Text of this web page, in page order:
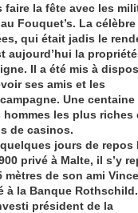
la fête avec les
Fouquet’s. La célèbre
qui était jadis le
aujourd’hui la
Il a été mis à
ses amis et les
Une centaine
hommes les plus riches
de casinos.
jours de repos
privé à Malte, il s’y
mètres de son ami
à la Banque Rothschild.
président de la